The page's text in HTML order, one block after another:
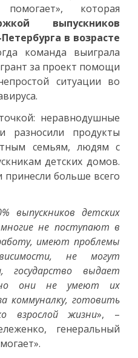
которая
выпускников
в возрасте
команда выиграла
за проект помощи
ситуации во
неравнодушные
разносили продукты
семьям, людям с
детских домов.
принесли больше всего
выпускников детских
не поступают в
имеют проблемы
не могут
государство выдает
они не умеют их
коммуналку, готовить
жизни», –
генеральный